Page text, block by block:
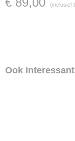
(inclusief
Ook interessant